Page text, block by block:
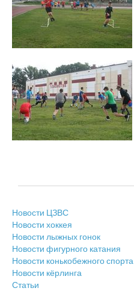
Новости ЦЗВС
Новости хоккея
Новости лыжных гонок
Новости фигурного катания
Новости конькобежного спорта
Новости кёрлинга
Статьи